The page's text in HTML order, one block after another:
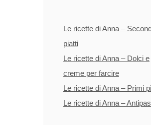
Le ricette di Anna –
piatti
Le ricette di Anna – Dolci e
creme per farcire
Le ricette di Anna – Primi
Le ricette di Anna –